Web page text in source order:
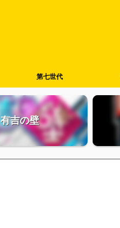
第七世代
有吉の壁